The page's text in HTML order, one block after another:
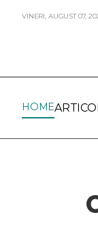
VINERI, AUGUST07,
HOME